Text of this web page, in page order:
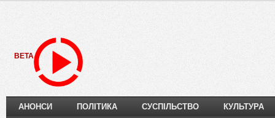
BETA
АНОНСИ ПОЛІТИКА СУСПІЛЬСТВО КУЛЬТУРА